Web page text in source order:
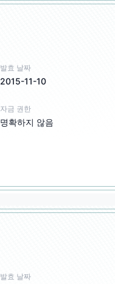
발효 날짜
2015-11-10
자금 권한
명확하지 않음
발효 날짜